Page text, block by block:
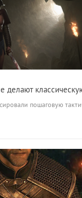
делают
пошаговую